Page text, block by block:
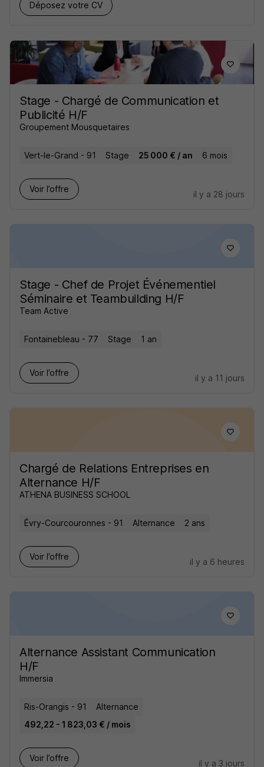
Déposez votre CV
Stage - Chargé de Communication et
Publicité H/F
Groupement Mousquetaires
Vert-le-Grand - 91 Stage 25 000 € / an 6 mois
Voir l’offre
il y a 28 jours
Stage - Chef de Projet Événementiel
Séminaire et Teambuilding H/F
Team Active
Fontainebleau - 77 Stage 1 an
Voir l’offre
il y a 11 jours
Chargé de Relations Entreprises en
Alternance H/F
ATHENA BUSINESS SCHOOL
Évry-Courcouronnes - 91 Alternance 2 ans
Voir l’offre
il y a 6 heures
Alternance Assistant Communication
H/F
Immersia
Ris-Orangis - 91
Alternance
492,22 - 1 823,03 € / mois
Voir l’offre
il y a 3 jours